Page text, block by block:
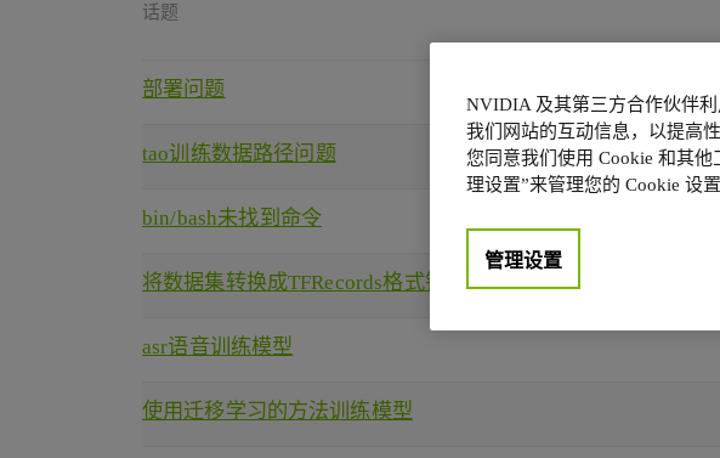
话题
部署问题
tao训练数据路径问题
bin/bash未找到命令
将数据集转换成TFRecords格式错误
asr语音训练模型
使用迁移学习的方法训练模型
NVIDIA 及其第三方合作伙伴
我们网站的互动信息，以提高
您同意我们使用 Cookie 和其他
理设置”来管理您的 Cookie 设
管理设置